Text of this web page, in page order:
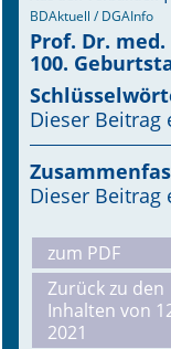
Aktuelle
Leitlinien
Archiv
Supplements
Supplements
Online First
A&I English
BDAktuell / DGAInfo
Prof. Dr.
100.
Dieser Beitrag
Dieser Beitrag
zum PDF
Zurück zu den
Inhalten von
2021